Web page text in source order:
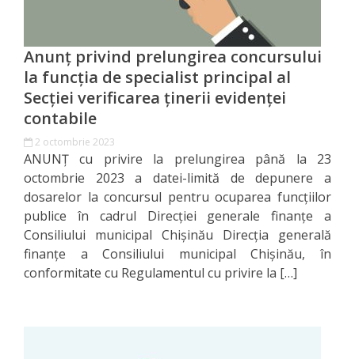
Bugetul
DGF
Transparența
salarizării
conducerii
DGF
Achiziții
publice
Anunț privind prelungirea concursului
la funcția de specialist principal al
Secţiei verificarea ţinerii evidenţei
contabile
2 octombrie 2023
ANUNȚ cu privire la prelungirea până la 23
octombrie 2023 a datei-limită de depunere a
dosarelor la concursul pentru ocuparea funcţiilor
publice în cadrul Direcţiei generale finanţe a
Consiliului municipal Chişinău Direcţia generală
finanţe a Consiliului municipal Chişinău, în
conformitate cu Regulamentul cu privire la […]